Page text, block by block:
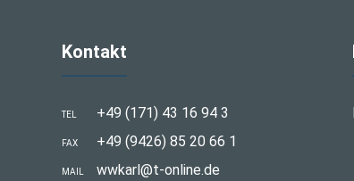
Kontakt
TEL +49 (171) 43 16 94 3
FAX +49 (9426) 85 20 66 1
MAIL wwkarl@t-online.de